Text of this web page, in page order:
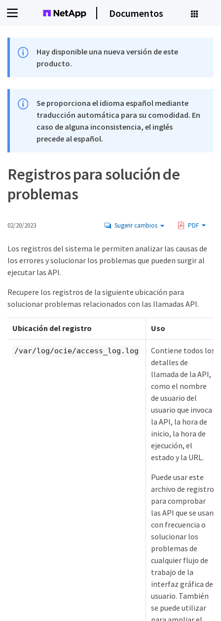
Documentos
Hay disponible una nueva versión de este
producto.
Se proporciona el idioma español mediante
traducción automática para su comodidad. En
caso de alguna inconsistencia, el inglés
precede al español.
Registros para solución de
problemas
02/20/2023 Sugerir cambios PDF
Los registros del sistema le permiten analizar las causas de
los errores y solucionar los problemas que pueden surgir al
ejecutar las API.
Recupere los registros de la siguiente ubicación para
solucionar problemas relacionados con las llamadas API.
Ubicación del registro Uso
/var/log/ocie/access_log.log
Contiene todos los
detalles de
llamada de la API,
como el nombre
de usuario del
usuario que invoca
la API, la hora de
inicio, la hora de
ejecución, el
estado y la URL.
Puede usar este
archivo de registro
para comprobar
las API que se usan
con frecuencia o
solucionar los
problemas de
cualquier flujo de
trabajo de la
interfaz gráfica de
usuario. También
se puede utilizar